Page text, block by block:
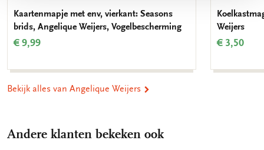
Kaartenmapje met env, vierkant: Seasons
brids, Angelique Weijers, Vogelbescherming
€ 9,99
Weijers
€ 3,50
Bekijk alles van Angelique Weijers
Andere klanten bekeken ook